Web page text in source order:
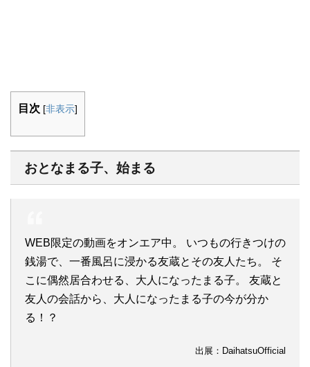
目次 [非表示]
おとなまる子、始まる
WEB限定の動画をオンエア中。 いつもの行きつけの
銭湯で、一番風呂に浸かる友蔵とその友人たち。 そ
こに偶然居合わせる、大人になったまる子。 友蔵と
友人の会話から、大人になったまる子の今が分か
る！？
出展：DaihatsuOfficial